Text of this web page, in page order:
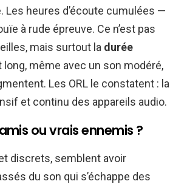
Les heures d’écoute cumulées —
à rude épreuve. Ce n’est pas
mais surtout la durée
même avec un son modéré,
Les ORL le constatent : la
et continu des appareils audio.
ou vrais ennemis ?
discrets, semblent avoir
du son qui s’échappe des